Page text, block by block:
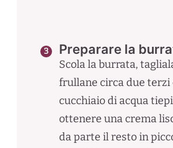
Preparare la
Scola la burrata,
frullane circa due terzi
cucchiaio di acqua
ottenere una crema
da parte il resto in